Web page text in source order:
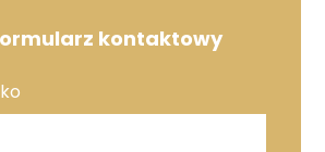
kontaktowy